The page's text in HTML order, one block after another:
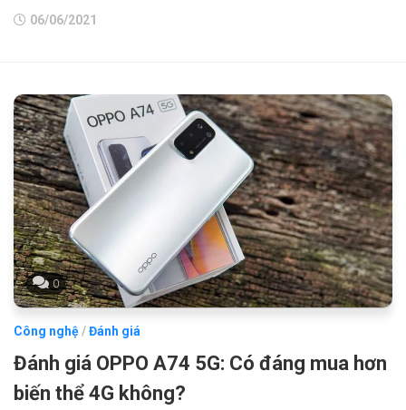
06/06/2021
0
Công nghệ/Đánh giá
Đánh giá OPPO A74 5G: Có đáng mua hơn
biến thể 4G không?